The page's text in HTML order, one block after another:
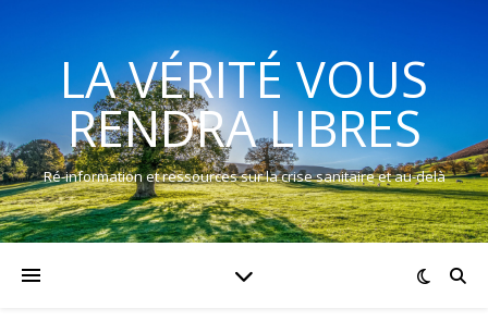
LA VÉRITÉ VOUS
RENDRA LIBRES
Ré-information et ressources sur la crise sanitaire et au-delà